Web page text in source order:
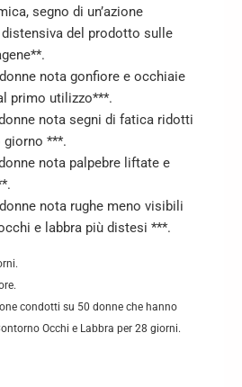
segno di un’azione
del prodotto sulle
nota gonfiore e occhiaie
primo utilizzo***.
donne nota segni di fatica ridotti
giorno ***.
donne nota palpebre liftate e
nota rughe meno visibili
e labbra più distesi ***.
condotti su 50 donne che hanno
Occhi e Labbra per 28 giorni.